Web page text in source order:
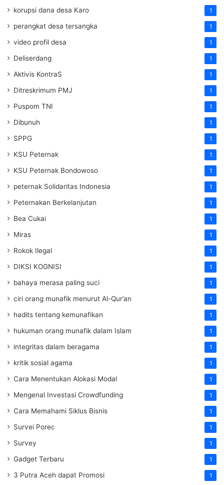
korupsi dana desa Karo 1
perangkat desa tersangka 1
video profil desa 1
Deliserdang 1
Aktivis KontraS 1
Ditreskrimum PMJ 1
Puspom TNI 1
Dibunuh 1
SPPG 1
KSU Peternak 1
KSU Peternak Bondowoso 1
peternak Solidaritas Indonesia 1
Peternakan Berkelanjutan 1
Bea Cukai 1
Miras 1
Rokok Ilegal 1
DIKSI KOGNISI 1
bahaya merasa paling suci 1
ciri orang munafik menurut Al-Qur’an 1
hadits tentang kemunafikan 1
hukuman orang munafik dalam Islam 1
integritas dalam beragama 1
kritik sosial agama 1
Cara Menentukan Alokasi Modal 1
Mengenal Investasi Crowdfunding 1
Cara Memahami Siklus Bisnis 1
Survei Porec 1
Survey 1
Gadget Terbaru 1
3 Putra Aceh dapat Promosi 1